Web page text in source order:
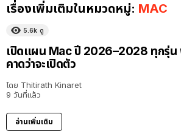
เรื่องเพิ่มเติมในหมวดหมู่: MAC
5.6k ดู
เปิดแผน Mac ปี 2026–2028 ทุกรุ่น
คาดว่าจะเปิดตัว
โดย Thitirath Kinaret
9 วันที่แล้ว
อ่านเพิ่มเติม